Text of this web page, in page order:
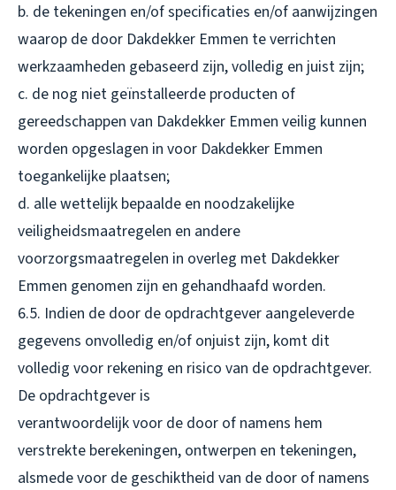
b. de tekeningen en/of specificaties en/of aanwijzingen
waarop de door Dakdekker Emmen te verrichten
werkzaamheden gebaseerd zijn, volledig en juist zijn;
c. de nog niet geïnstalleerde producten of
gereedschappen van Dakdekker Emmen veilig kunnen
worden opgeslagen in voor Dakdekker Emmen
toegankelijke plaatsen;
d. alle wettelijk bepaalde en noodzakelijke
veiligheidsmaatregelen en andere
voorzorgsmaatregelen in overleg met Dakdekker
Emmen genomen zijn en gehandhaafd worden.
6.5. Indien de door de opdrachtgever aangeleverde
gegevens onvolledig en/of onjuist zijn, komt dit
volledig voor rekening en risico van de opdrachtgever.
De opdrachtgever is
verantwoordelijk voor de door of namens hem
verstrekte berekeningen, ontwerpen en tekeningen,
alsmede voor de geschiktheid van de door of namens